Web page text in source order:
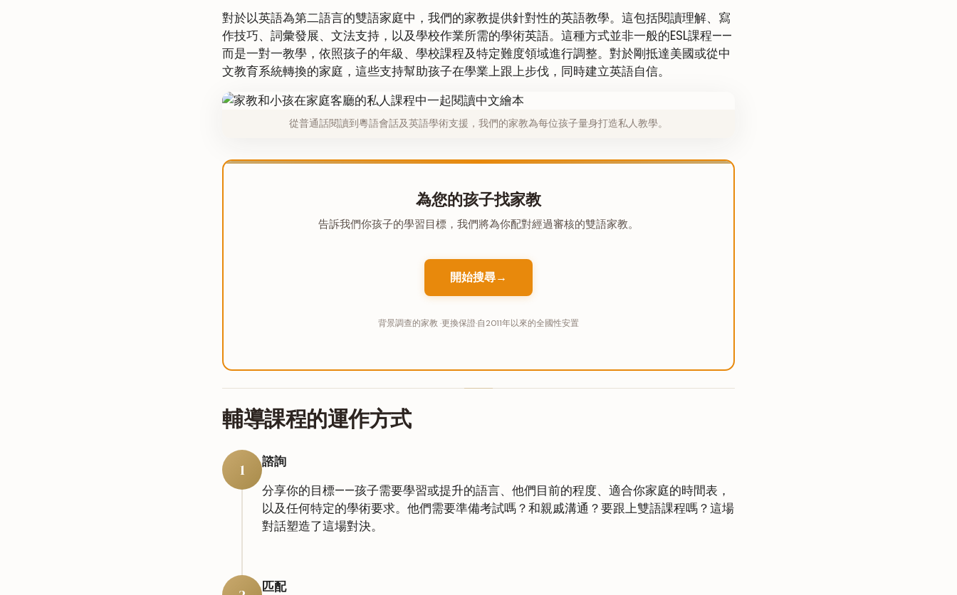
對於以英語為第二語言的雙語家庭中，我們的家教提供針對性的英語教學。這包括閱讀理解、寫
作技巧、詞彙發展、文法支持，以及學校作業所需的學術英語。這種方式並非一般的ESL課程——
而是一對一教學，依照孩子的年級、學校課程及特定難度領域進行調整。對於剛抵達美國或從中
文教育系統轉換的家庭，這些支持幫助孩子在學業上跟上步伐，同時建立英語自信。
從普通話閱讀到粵語會話及英語學術支援，我們的家教為每位孩子量身打造私人教學。
為您的孩子找家教
告訴我們你孩子的學習目標，我們將為你配對經過審核的雙語家教。
開始搜尋→
背景調查的家教 ·更換保證·自2011年以來的全國性安置
輔導課程的運作方式
1 諮詢
分享你的目標——孩子需要學習或提升的語言、他們目前的程度、適合你家庭的時間表，
以及任何特定的學術要求。他們需要準備考試嗎？和親戚溝通？要跟上雙語課程嗎？這場
對話塑造了這場對決。
匹配